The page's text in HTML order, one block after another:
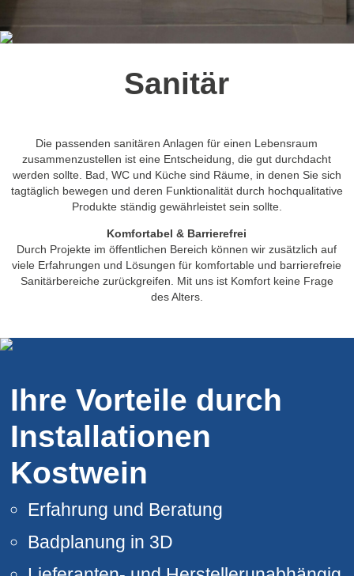
Sanitär
Die passenden sanitären Anlagen für einen Lebensraum
zusammenzustellen ist eine Entscheidung, die gut durchdacht
werden sollte. Bad, WC und Küche sind Räume, in denen Sie sich
tagtäglich bewegen und deren Funktionalität durch hochqualitative
Produkte ständig gewährleistet sein sollte.
Komfortabel & Barrierefrei
Durch Projekte im öffentlichen Bereich können wir zusätzlich auf
viele Erfahrungen und Lösungen für komfortable und barrierefreie
Sanitärbereiche zurückgreifen. Mit uns ist Komfort keine Frage
des Alters.
Ihre Vorteile durch
Installationen
Kostwein
Erfahrung und Beratung
Badplanung in 3D